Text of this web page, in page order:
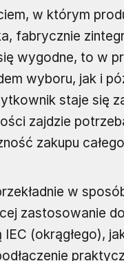
w którym
fabrycznie
wygodne, to w
wyboru, jak i
staje się
zajdzie
zakupu
w
zastosowanie
(okrągłego),